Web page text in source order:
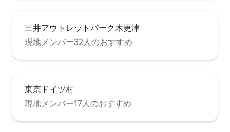
三井アウトレットパーク木更津
現地メンバー32人のおすすめ
東京ドイツ村
現地メンバー17人のおすすめ